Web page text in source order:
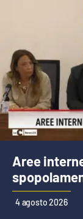
Sport
RUBRICHE
Good
Parchi
Leggendo
Aree
4 agosto 2026